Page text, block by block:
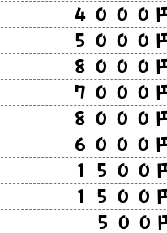
４０００
５０００
換 ８０００
７０００
８０００
６０００
５００円
５００円
００